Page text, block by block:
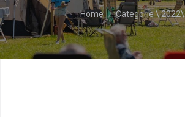
Je bent hier:
Home Categorie \ 2022\